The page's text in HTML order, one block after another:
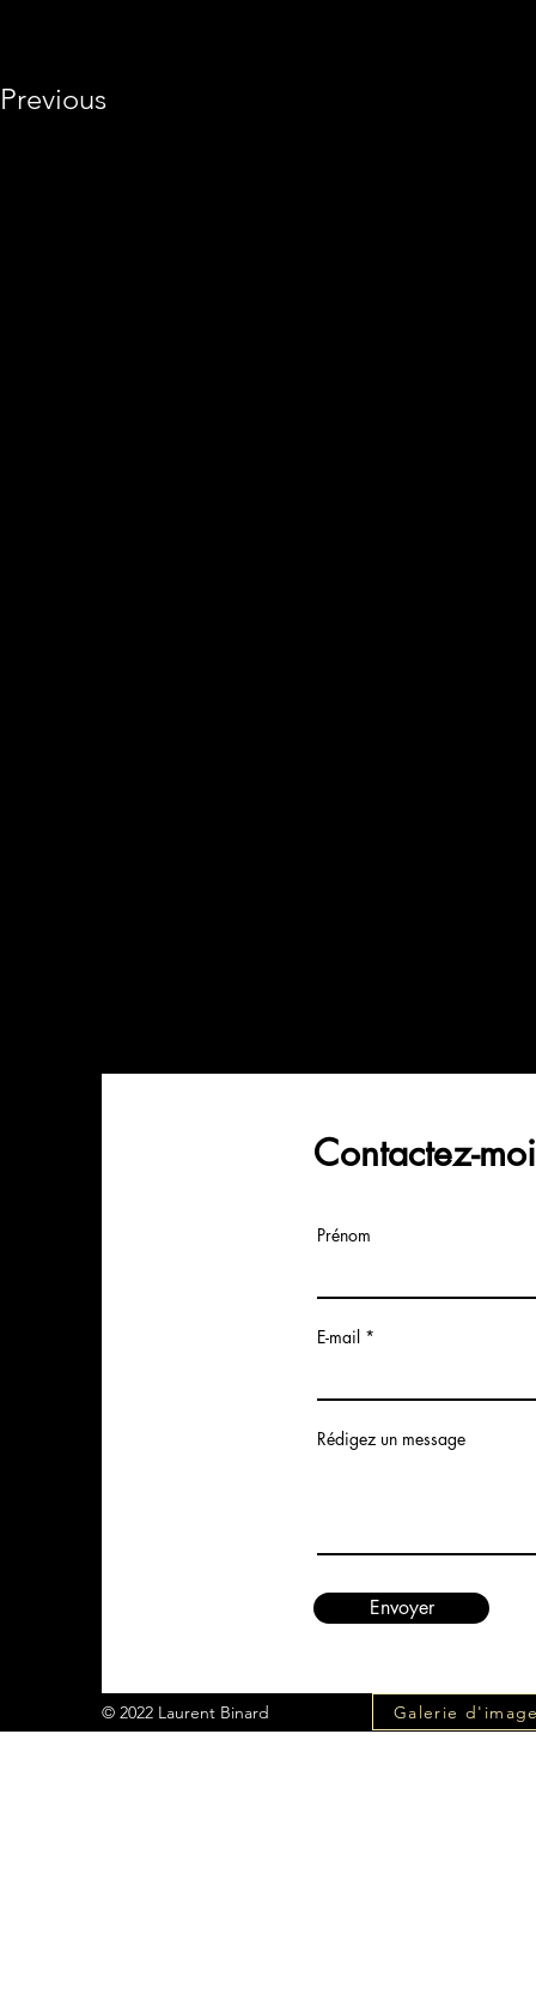
Previous
Contactez-moi
Prénom
E-mail
Rédigez un message
Envoyer
© 2022 Laurent Binard Galerie